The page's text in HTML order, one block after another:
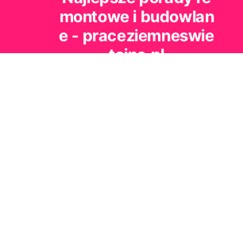
montowe i budowlan
e - praceziemneswie
tajno.pl